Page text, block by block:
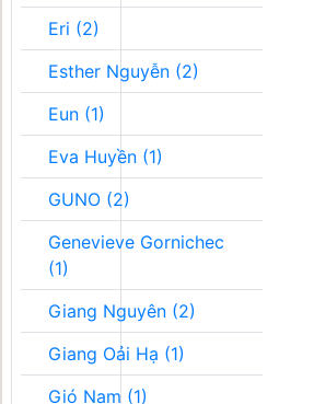
Eri (2)
Esther Nguyễn (2)
Eun (1)
Eva Huyền (1)
GUNO (2)
Genevieve Gornichec
(1)
Giang Nguyên (2)
Giang Oải Hạ (1)
Gió Nam (1)